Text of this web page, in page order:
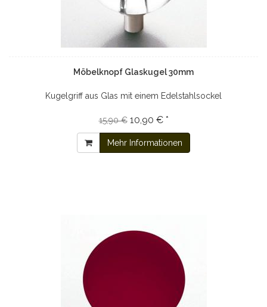
Möbelknopf Glaskugel 30mm
Kugelgriff aus Glas mit einem Edelstahlsockel
15,90 € 10,90 € *
Mehr Informationen